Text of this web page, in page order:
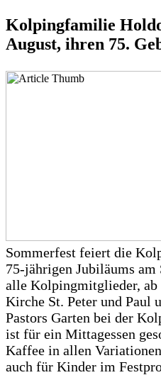
Kolpingfamilie
August, ihren 75.
Sommerfest feiert die
75-jährigen Jubiläums am
alle Kolpingmitglieder, ab
Kirche St. Peter und Paul
Pastors Garten bei der
ist für ein Mittagessen
Kaffee in allen
auch für Kinder im